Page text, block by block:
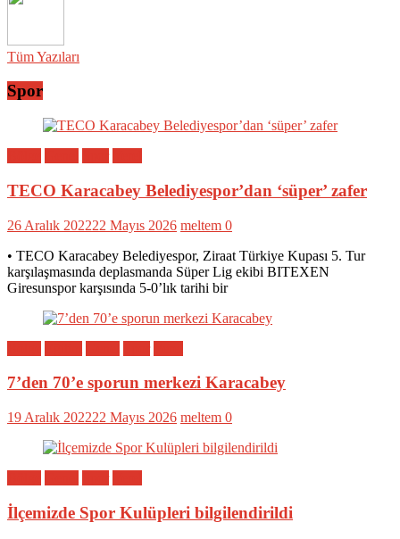
Tüm Yazıları
Spor
TECO Karacabey Belediyespor’dan ‘süper’ zafer
26 Aralık 202222 Mayıs 2026 meltem 0
• TECO Karacabey Belediyespor, Ziraat Türkiye Kupası 5. Tur
karşılaşmasında deplasmanda Süper Lig ekibi BITEXEN
Giresunspor karşısında 5-0’lık tarihi bir
7’den 70’e sporun merkezi Karacabey
19 Aralık 202222 Mayıs 2026 meltem 0
İlçemizde Spor Kulüpleri bilgilendirildi